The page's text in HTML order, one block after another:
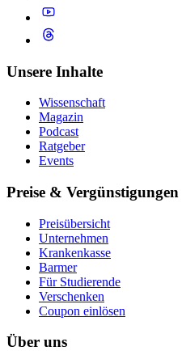
Unsere Inhalte
Wissenschaft
Magazin
Podcast
Ratgeber
Events
Preise & Vergünstigungen
Preisübersicht
Unternehmen
Krankenkasse
Barmer
Für Studierende
Ver­schen­ken
Coupon einlösen
Über uns